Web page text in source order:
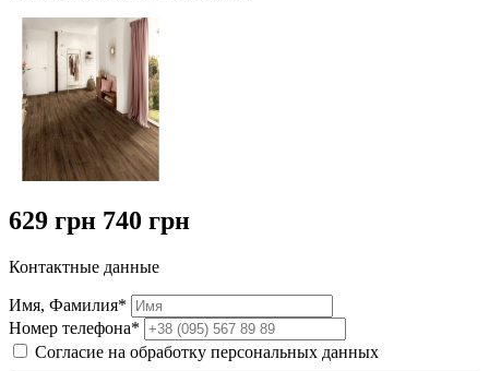
629 грн 740 грн
Контактные данные
Имя, Фамилия*
Номер телефона*
Согласие на обработку персональных данных